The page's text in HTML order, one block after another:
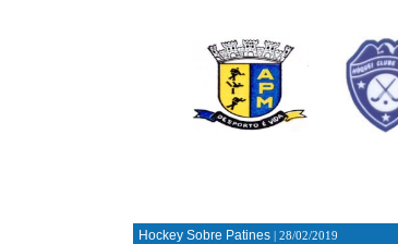
Hockey Sobre Patines | 28/02/2019